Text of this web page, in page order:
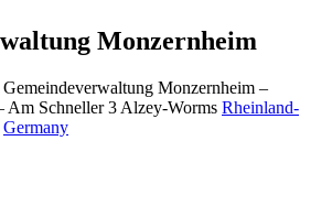
Monzernheim
Gemeindeverwaltung Monzernheim –
Am Schneller 3 Alzey-Worms Rheinland-
Germany